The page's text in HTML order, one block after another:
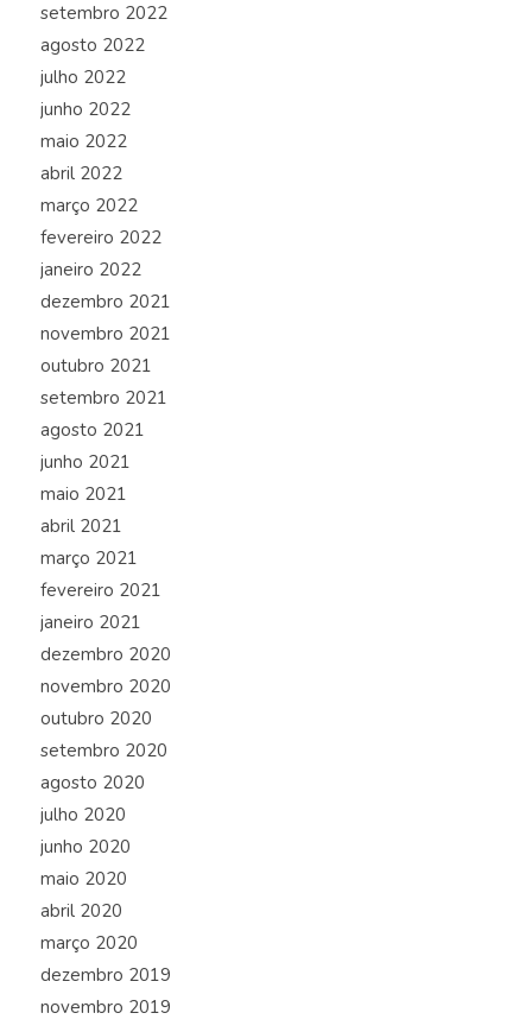
setembro 2022
agosto 2022
julho 2022
junho 2022
maio 2022
abril 2022
março 2022
fevereiro 2022
janeiro 2022
dezembro 2021
novembro 2021
outubro 2021
setembro 2021
agosto 2021
junho 2021
maio 2021
abril 2021
março 2021
fevereiro 2021
janeiro 2021
dezembro 2020
novembro 2020
outubro 2020
setembro 2020
agosto 2020
julho 2020
junho 2020
maio 2020
abril 2020
março 2020
dezembro 2019
novembro 2019